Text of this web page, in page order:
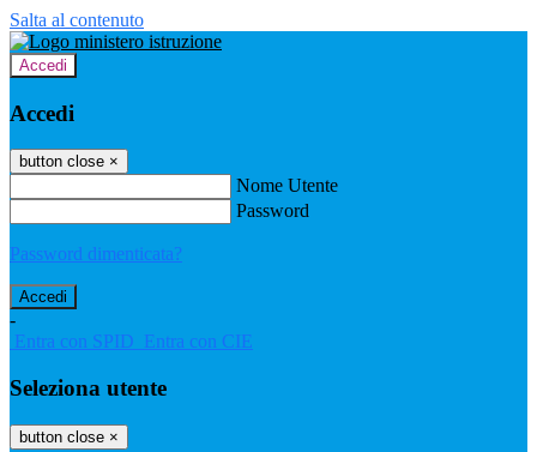
Salta al contenuto
Accedi
Accedi
button close ×
Nome Utente
Password
Password dimenticata?
-
Entra con SPID Entra con CIE
Seleziona utente
button close ×